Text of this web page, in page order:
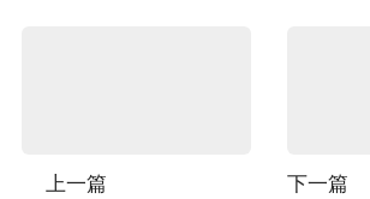
上一篇 下一篇